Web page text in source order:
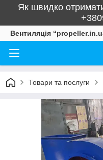
Як швидко
Вентиляція
Товари та послуги